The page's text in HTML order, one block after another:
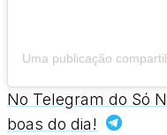
No Telegram do Só
boas do dia!